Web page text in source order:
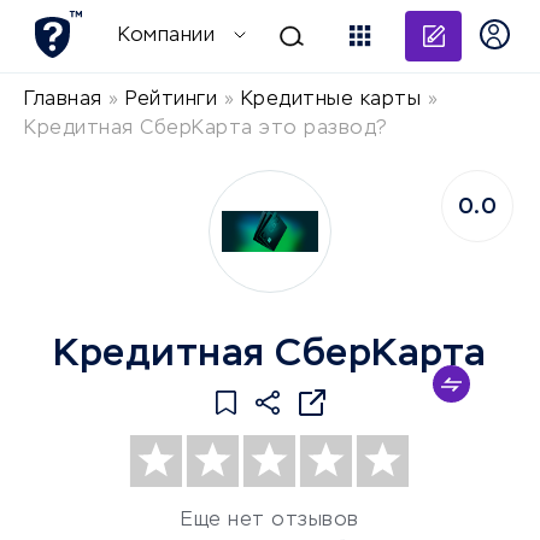
Компании
Главная » Рейтинги » Кредитные карты »
Кредитная СберКарта это развод?
Кредитная СберКарта
Еще нет отзывов
0.0